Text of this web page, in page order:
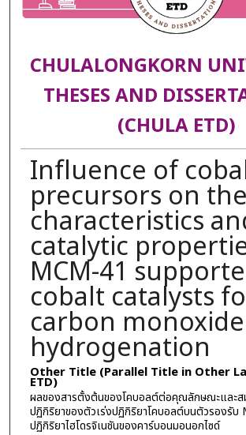
CHULALONGKORN
THESES AND
(CHULA ETD)
Influence of
precursors on the
characteristics
catalytic
MCM-41
cobalt catalysts
carbon monoxide
hydrogenation
Other Title (Parallel Title in Other
ETD)
ผลของสารตั้งต้นของโคบอลต์ต่อคุณลักษณะและส
ปฏิกิริยาของตัวเร่งปฏิกิริยาโคบอลต์บนตัวรองรับ
ปฏิกิริยาไฮโดรจิเนชันของคาร์บอนมอนอกไซด์